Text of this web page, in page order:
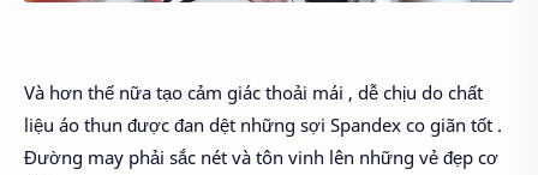
Và hơn thế nữa tạo cảm giác thoải mái , dễ chịu do chất
liệu áo thun được đan dệt những sợi Spandex co giãn tốt .
Đường may phải sắc nét và tôn vinh lên những vẻ đẹp cơ